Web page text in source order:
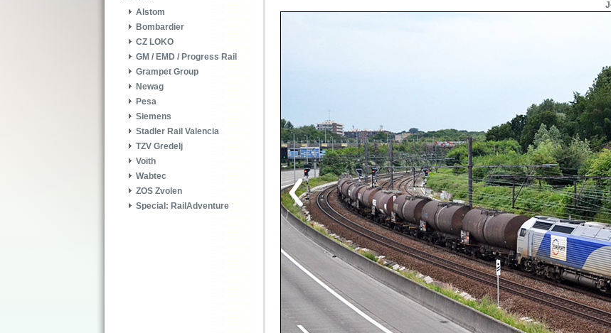
Alstom
Bombardier
CZ LOKO
GM / EMD / Progress Rail
Grampet Group
Newag
Pesa
Siemens
Stadler Rail Valencia
TZV Gredelj
Voith
Wabtec
ZOS Zvolen
Special: RailAdventure